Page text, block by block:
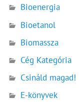
Bioenergia
Bioetanol
Biomassza
Cég Kategória
Csináld magad!
E-könyvek